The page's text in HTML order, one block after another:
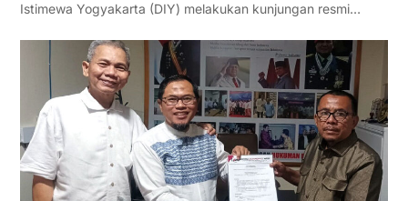
Istimewa Yogyakarta (DIY) melakukan kunjungan resmi…